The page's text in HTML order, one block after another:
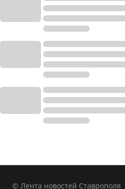
© Лента новостей Ставрополя